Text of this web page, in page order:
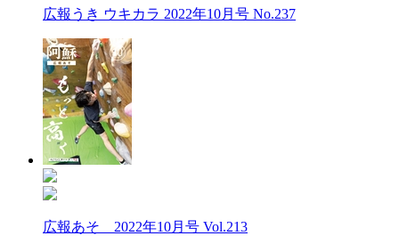
広報うき ウキカラ 2022年10月号 No.237
広報あそ 2022年10月号 Vol.213